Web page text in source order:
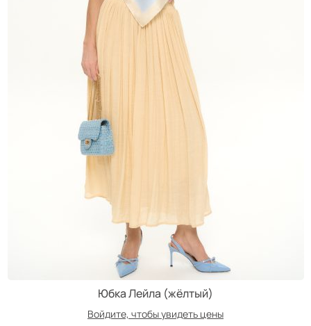
Юбка Лейла (жёлтый)
Войдите, чтобы увидеть цены